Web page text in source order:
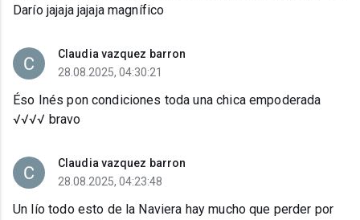
Darío jajaja jajaja magnífico
Claudia vazquez barron
28.08.2025, 04:30:21
Éso Inés pon condiciones toda una chica empoderada
√√√√ bravo
Claudia vazquez barron
28.08.2025, 04:23:48
Un lío todo esto de la Naviera hay mucho que perder por